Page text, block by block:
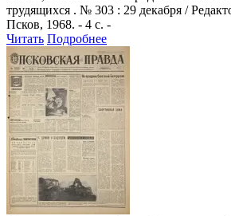
трудящихся . № 303 : 29 декабря /
Псков, 1968. - 4 с. -
Читать Подробнее